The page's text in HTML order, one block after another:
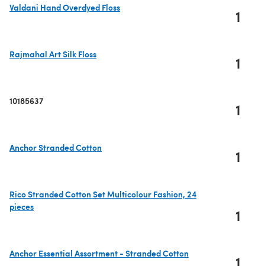
Valdani Hand Overdyed Floss
1
Rajmahal Art Silk Floss
1
10185637 1
Anchor Stranded Cotton
1
Rico Stranded Cotton Set Multicolour Fashion, 24
pieces
1
Anchor Essential Assortment - Stranded Cotton
1